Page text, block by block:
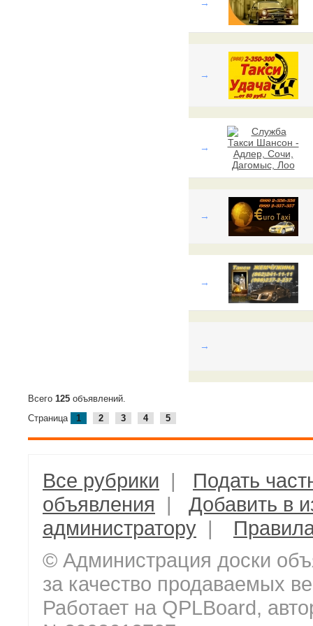
→
→
→
→
→
→
Всего 125 объявлений.
Страница
1 2 3 4 5
Все рубрики | Подать
объявления | Добавить в
администратору |
© Администрация доски
за качество продаваемых
Работает на QPLBoard,